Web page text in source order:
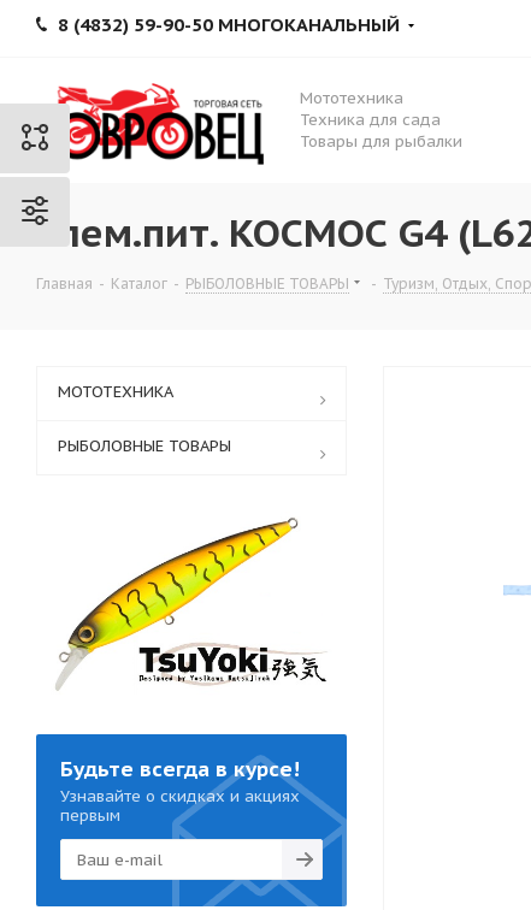
8 (4832) 59-90-50 МНОГОКАНАЛЬНЫЙ
Мототехника
Техника для сада
Товары для рыбалки
Элем.пит. КОСМОС G4
Главная - Каталог - РЫБОЛОВНЫЕ ТОВАРЫ - Туризм, Отдых,
МОТОТЕХНИКА
РЫБОЛОВНЫЕ ТОВАРЫ
Будьте всегда в курсе!
Узнавайте о скидках и акциях
первым